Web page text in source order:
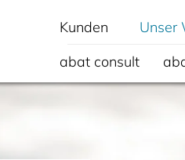
Kunden Unser
abat consult